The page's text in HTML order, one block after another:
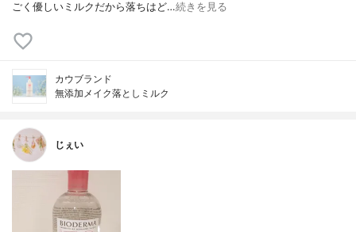
ごく優しいミルクだから落ちはど…続きを見る
カウブランド
無添加メイク落としミルク
じぇい